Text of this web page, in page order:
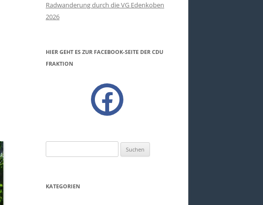
Radwanderung durch die VG Edenkoben
2026
HIER GEHT ES ZUR FACEBOOK-SEITE DER CDU
FRAKTION
facebook
nach:
KATEGORIEN